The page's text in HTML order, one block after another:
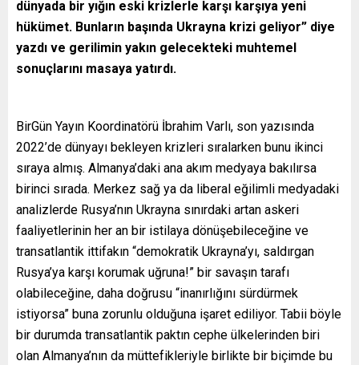
dünyada bir yığın eski krizlerle karşı karşıya yeni
hükümet. Bunların başında Ukrayna krizi geliyor” diye
yazdı ve gerilimin yakın gelecekteki muhtemel
sonuçlarını masaya yatırdı.
BirGün Yayın Koordinatörü İbrahim Varlı, son yazısında
2022’de dünyayı bekleyen krizleri sıralarken bunu ikinci
sıraya almış. Almanya’daki ana akım medyaya bakılırsa
birinci sırada. Merkez sağ ya da liberal eğilimli medyadaki
analizlerde Rusya’nın Ukrayna sınırdaki artan askeri
faaliyetlerinin her an bir istilaya dönüşebileceğine ve
transatlantik ittifakın “demokratik Ukrayna’yı, saldırgan
Rusya’ya karşı korumak uğruna!” bir savaşın tarafı
olabileceğine, daha doğrusu “inanırlığını sürdürmek
istiyorsa” buna zorunlu olduğuna işaret ediliyor. Tabii böyle
bir durumda transatlantik paktın cephe ülkelerinden biri
olan Almanya’nın da müttefikleriyle birlikte bir biçimde bu